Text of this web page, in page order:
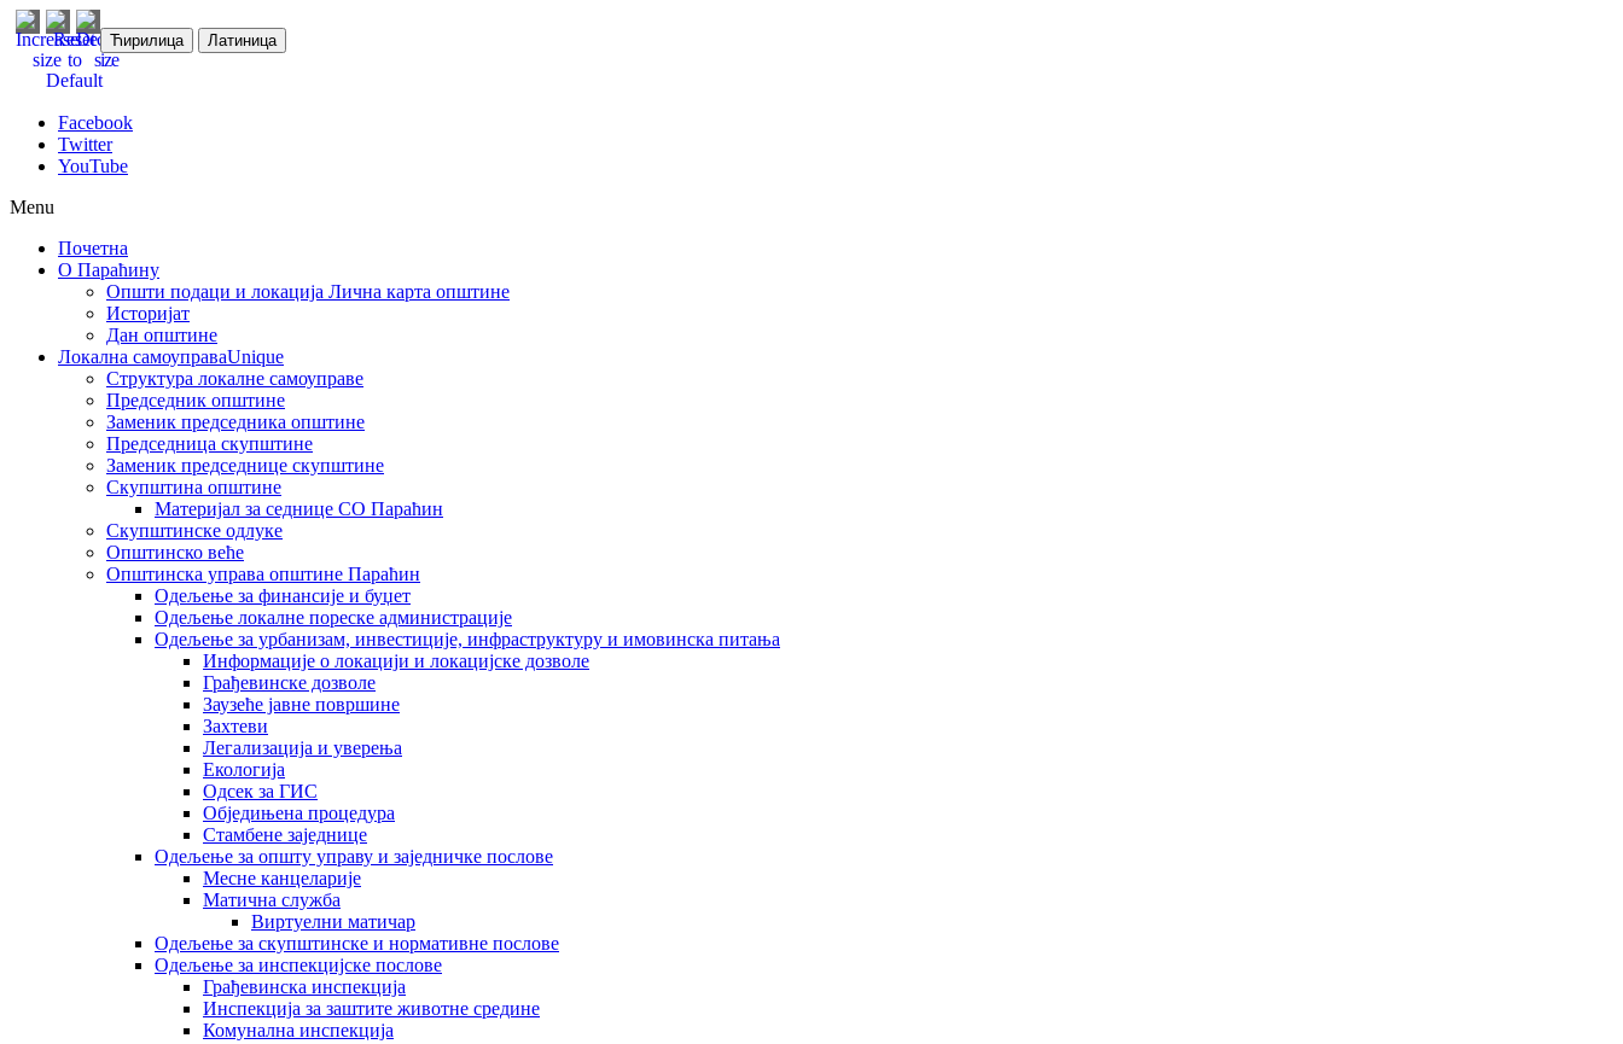
Ћирилица Латиница
Facebook
Twitter
YouTube
Menu
Почетна
О Параћину
Општи подаци и локација Лична карта општине
Историјат
Дан општине
Локална самоуправаUnique
Структура локалне самоуправе
Председник општине
Заменик председника општине
Председница скупштине
Заменик председнице скупштине
Скупштина општине
Материјал за седнице СО Параћин
Скупштинске одлуке
Општинско веће
Општинска управа општине Параћин
Одељење за финансије и буџет
Одељење локалне пореске администрације
Одељење за урбанизам, инвестиције, инфраструктуру и имовинска питања
Информације о локацији и локацијске дозволе
Грађевинске дозволе
Заузеће јавне површине
Захтеви
Легализација и уверења
Екологија
Одсек за ГИС
Обједињена процедура
Стамбене заједнице
Oдељење за општу управу и заједничке послове
Месне канцеларије
Матична служба
Виртуелни матичар
Одељење за скупштинске и нормативне послове
Одељење за инспекцијске послове
Грађевинска инспекција
Инспекција за заштите животне средине
Комунална инспекција